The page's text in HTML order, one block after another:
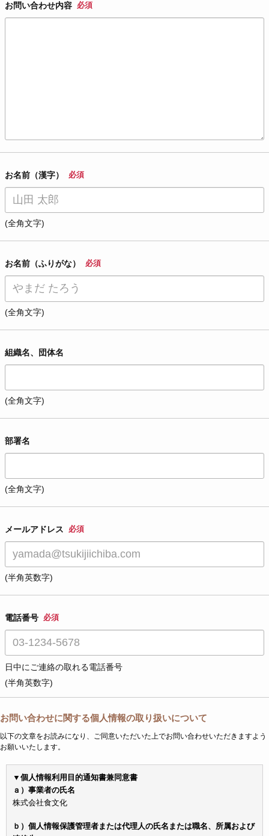
お問い合わせ内容 必須
お名前（漢字） 必須
(全角文字)
お名前（ふりがな） 必須
(全角文字)
組織名、団体名
(全角文字)
部署名
(全角文字)
メールアドレス 必須
(半角英数字)
電話番号 必須
日中にご連絡の取れる電話番号
(半角英数字)
お問い合わせに関する個人情報の取り扱いについて
以下の文章をお読みになり、ご同意いただいた上でお問い合わせいただきますよう
お願いいたします。
▼個人情報利用目的通知書兼同意書
ａ）事業者の氏名
株式会社食文化
ｂ）個人情報保護管理者または代理人の氏名または職名、所属および